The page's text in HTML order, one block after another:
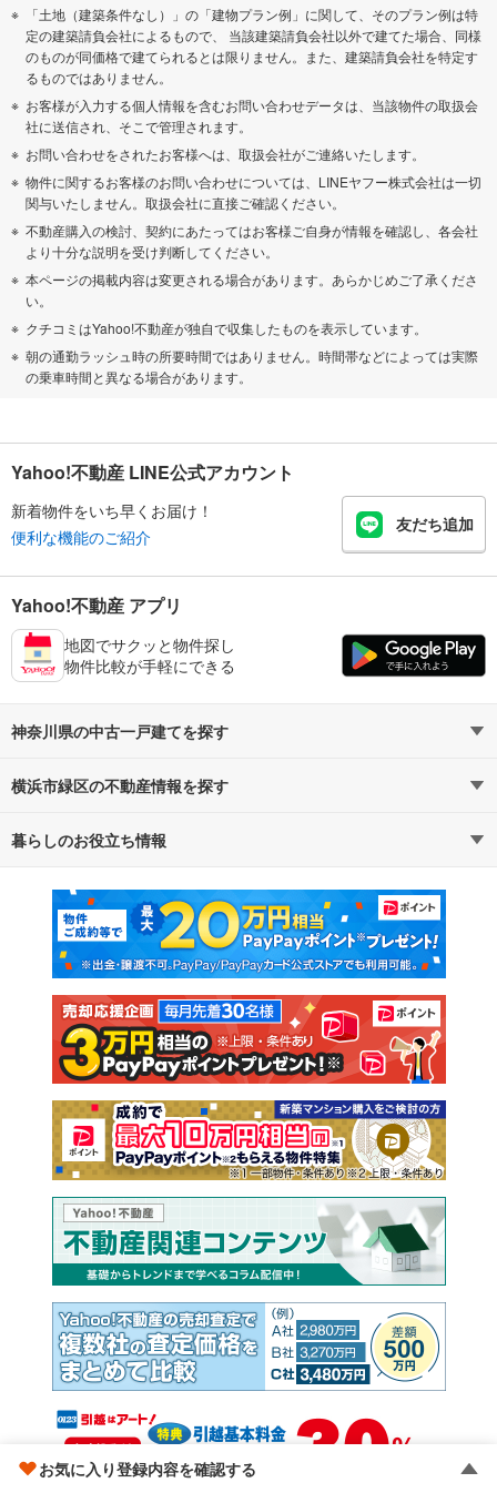
「土地（建築条件なし）」の「建物プラン例」に関して、そのプラン例は特
定の建築請負会社によるもので、 当該建築請負会社以外で建てた場合、同様
のものが同価格で建てられるとは限りません。また、建築請負会社を特定す
るものではありません。
お客様が入力する個人情報を含むお問い合わせデータは、当該物件の取扱会
社に送信され、そこで管理されます。
お問い合わせをされたお客様へは、取扱会社がご連絡いたします。
物件に関するお客様のお問い合わせについては、LINEヤフー株式会社は一切
関与いたしません。取扱会社に直接ご確認ください。
不動産購入の検討、契約にあたってはお客様ご自身が情報を確認し、各会社
より十分な説明を受け判断してください。
本ページの掲載内容は変更される場合があります。あらかじめご了承くださ
い。
クチコミはYahoo!不動産が独自で収集したものを表示しています。
朝の通勤ラッシュ時の所要時間ではありません。時間帯などによっては実際
の乗車時間と異なる場合があります。
お気に入り登録内容を確認する
Yahoo!不動産 LINE公式アカウント
新着物件をいち早くお届け！
便利な機能のご紹介
友だち追加
Yahoo!不動産 アプリ
地図でサクッと物件探し
物件比較が手軽にできる
神奈川県の中古一戸建てを探す
路線・駅から探す
通勤・通学時間から探す
横浜市緑区の不動産情報を探す
不動産・住宅
新築マンション 中古マンション
新築一戸建て 中古一戸建て
注文住宅 土地
売却査定
暮らしのお役立ち情報
マンションカタログ 教えて！住まいの先生